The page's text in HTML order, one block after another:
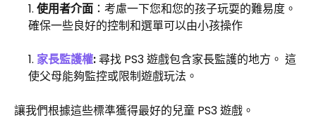
使用者介面 ：考慮一下您和您的孩子玩耍的難易度。
確保一些良好的控制和選單可以由小孩操作
家長監護權:尋找 PS3 遊戲包含家長監護的地方。 這
使父母能夠監控或限制遊戲玩法。
讓我們根據這些標準獲得最好的兒童 PS3 遊戲。